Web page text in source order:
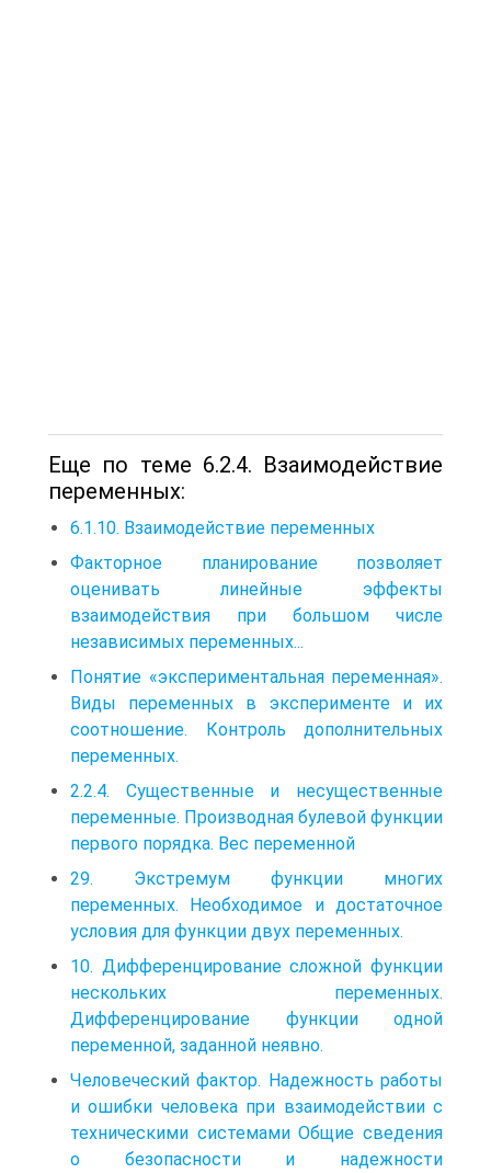
Еще по теме 6.2.4. Взаимодействие
переменных:
6.1.10. Взаимодействие переменных
Факторное планирование позволяет
оценивать линейные эффекты
взаимодействия при большом числе
независимых переменных...
Понятие «экспериментальная переменная».
Виды переменных в эксперименте и их
соотношение. Контроль дополнительных
переменных.
2.2.4. Существенные и несущественные
переменные. Производная булевой функции
первого порядка. Вес переменной
29. Экстремум функции многих
переменных. Необходимое и достаточное
условия для функции двух переменных.
10. Дифференцирование сложной функции
нескольких переменных.
Дифференцирование функции одной
переменной, заданной неявно.
Человеческий фактор. Надежность работы
и ошибки человека при взаимодействии с
техническими системами Общие сведения
о безопасности и надежности